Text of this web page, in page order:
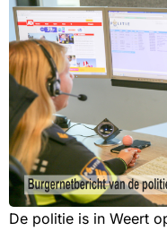
De politie is in Weert